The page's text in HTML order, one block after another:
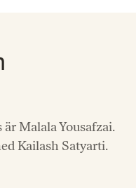
Malala Yousafzai.
Kailash Satyarti.